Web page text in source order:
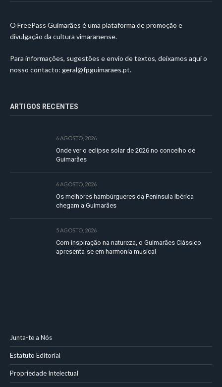
O FreePass Guimarães é uma plataforma de promoção e
divulgação da cultura vimaranense.
Para informações, sugestões e envio de textos, deixamos aqui o
nosso contacto: geral@fpguimaraes.pt.
ARTIGOS RECENTES
6 AGOSTO, 2026
Onde ver o eclipse solar de 2026 no concelho de
Guimarães
6 AGOSTO, 2026
Os melhores hambúrgueres da Península Ibérica
chegam a Guimarães
5 AGOSTO, 2026
Com inspiração na natureza, o Guimarães Clássico
apresenta-se em harmonia musical
Junta-te a Nós
Estatuto Editorial
Propriedade Intelectual